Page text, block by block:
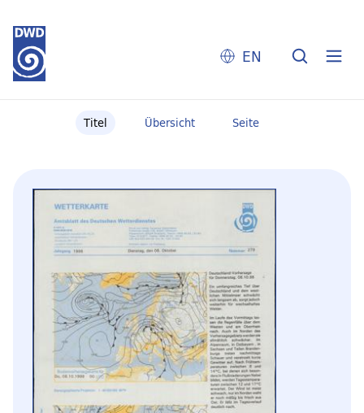
EN
Titel Übersicht Seite